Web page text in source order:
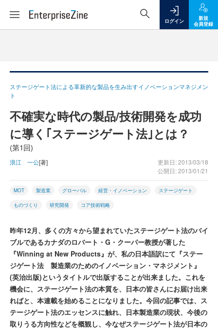
ログイン
新規
会員登録
ステージゲート法による革新的な製品を生み出すイノベーションマネジメン
ト
不確実な時代の製品/技術開発を成功
に導く｢ステージゲート法｣とは？
(第1回)
浪江 一公[著]
更新日: 2013/03/18
公開日: 2013/01/21
MOT 製造業 グローバル 経営・イノベーション ステージゲート
ものづくり 研究開発 コア技術戦略
昨年12月、多くの方々から望まれていたステージゲート法のバイ
ブルであるカナダのロバート・G・クーパー教授が著した
『Winning at New Products』が、私の日本語訳にて『ステー
ジゲート法 製造業のためのイノベーション・マネジメント』
(英治出版)というタイトルで出版することが出来ました。これを
機会に、ステージゲート法の本質を、日本の皆さんにお届け出来
ればと、本連載を始めることになりました。今回の記事では、ス
テージゲート法のエッセンスに触れ、日本製造業の現状、今後の
取りうる方向性などを概観し、今なぜステージゲート法が日本の